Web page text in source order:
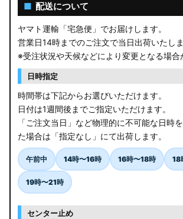
■ 配送について
ヤマト運輸「宅急便」でお届けします。
営業日14時までのご注文で当日出荷いたしま
※受注状況や天候などにより変更となる場合
日時指定
時間帯は下記からお選びいただけます。
日付は1週間後までご指定いただけます。
「ご注文当日」など物理的に不可能な日時
た場合は「指定なし」にて出荷します。
午前中 14時〜16時 16時〜18時 18
19時〜21時
センター止め